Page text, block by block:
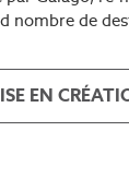
nombre de
EN